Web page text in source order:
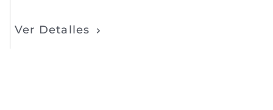
Ver Detalles